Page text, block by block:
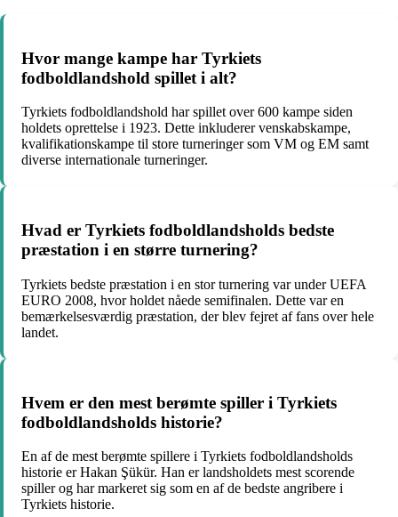
Hvor mange kampe har Tyrkiets
fodboldlandshold spillet i alt?
Tyrkiets fodboldlandshold har spillet over 600 kampe siden
holdets oprettelse i 1923. Dette inkluderer venskabskampe,
kvalifikationskampe til store turneringer som VM og EM samt
diverse internationale turneringer.
Hvad er Tyrkiets fodboldlandsholds bedste
præstation i en større turnering?
Tyrkiets bedste præstation i en stor turnering var under UEFA
EURO 2008, hvor holdet nåede semifinalen. Dette var en
bemærkelsesværdig præstation, der blev fejret af fans over hele
landet.
Hvem er den mest berømte spiller i Tyrkiets
fodboldlandsholds historie?
En af de mest berømte spillere i Tyrkiets fodboldlandsholds
historie er Hakan Şükür. Han er landsholdets mest scorende
spiller og har markeret sig som en af de bedste angribere i
Tyrkiets historie.